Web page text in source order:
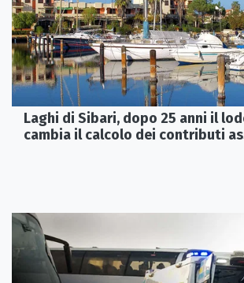
Laghi di Sibari, dopo 25 anni il
cambia il calcolo dei contributi